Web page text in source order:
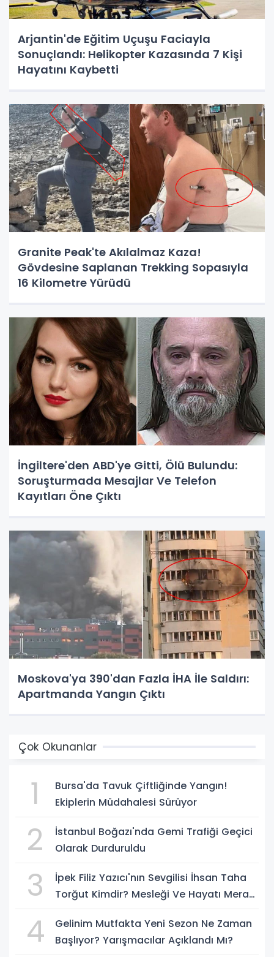
Arjantin'de Eğitim Uçuşu Faciayla
Sonuçlandı: Helikopter Kazasında 7 Kişi
Hayatını Kaybetti
Granite Peak'te Akılalmaz Kaza!
Gövdesine Saplanan Trekking Sopasıyla
16 Kilometre Yürüdü
İngiltere'den ABD'ye Gitti, Ölü Bulundu:
Soruşturmada Mesajlar Ve Telefon
Kayıtları Öne Çıktı
Moskova'ya 390'dan Fazla İHA İle Saldırı:
Apartmanda Yangın Çıktı
Çok Okunanlar
1
Bursa'da Tavuk Çiftliğinde Yangın!
Ekiplerin Müdahalesi Sürüyor
2
İstanbul Boğazı'nda Gemi Trafiği Geçici
Olarak Durduruldu
3
İpek Filiz Yazıcı'nın Sevgilisi İhsan Taha
Torğut Kimdir? Mesleği Ve Hayatı Merak
4
Gelinim Mutfakta Yeni Sezon Ne Zaman
Başlıyor? Yarışmacılar Açıklandı Mı?